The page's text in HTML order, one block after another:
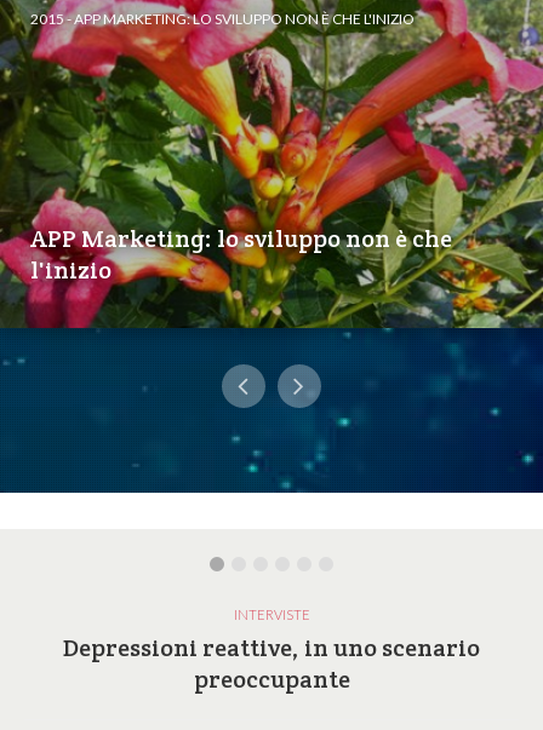
2015 - APP MARKETING: LO SVILUPPO NON È CHE L'INIZIO
APP Marketing: lo sviluppo non è che
l'inizio
INTERVISTE
Depressioni reattive, in uno scenario
preoccupante